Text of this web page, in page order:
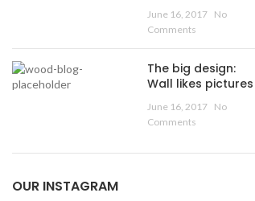
June 16, 2017 No
Comments
The big design:
Wall likes pictures
June 16, 2017 No
Comments
OUR INSTAGRAM